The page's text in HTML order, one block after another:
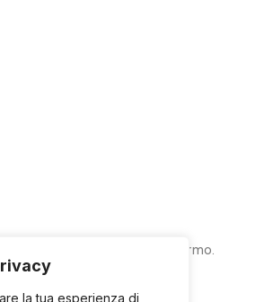
la tua esperienza di
della provincia di Palermo.